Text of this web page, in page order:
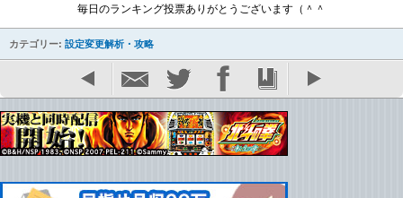
毎日のランキング投票ありがとうございます（＾＾
カテゴリー: 設定変更解析・攻略